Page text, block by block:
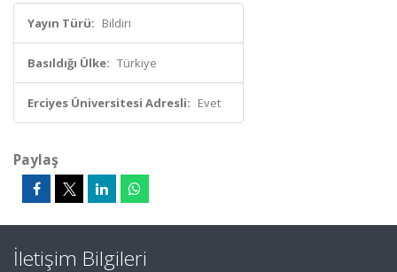
Yayın Türü: Bildiri
Basıldığı Ülke: Türkiye
Erciyes Üniversitesi Adresli: Evet
Paylaş
İletişim Bilgileri